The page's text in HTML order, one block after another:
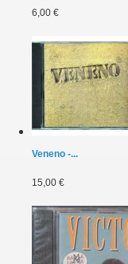
6,00 €
Veneno -...
15,00 €